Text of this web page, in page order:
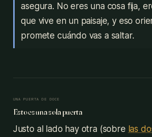
asegura. No eres una cosa fija,
que vive en un paisaje, y eso
promete cuándo vas a saltar.
UNA PUERTA DE DOCE
Esto es una sola puerta
Justo al lado hay otra (sobre las